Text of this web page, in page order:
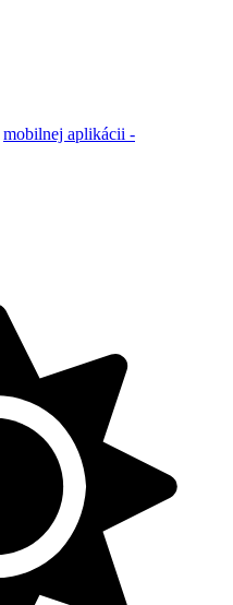
mobilnej aplikácii -